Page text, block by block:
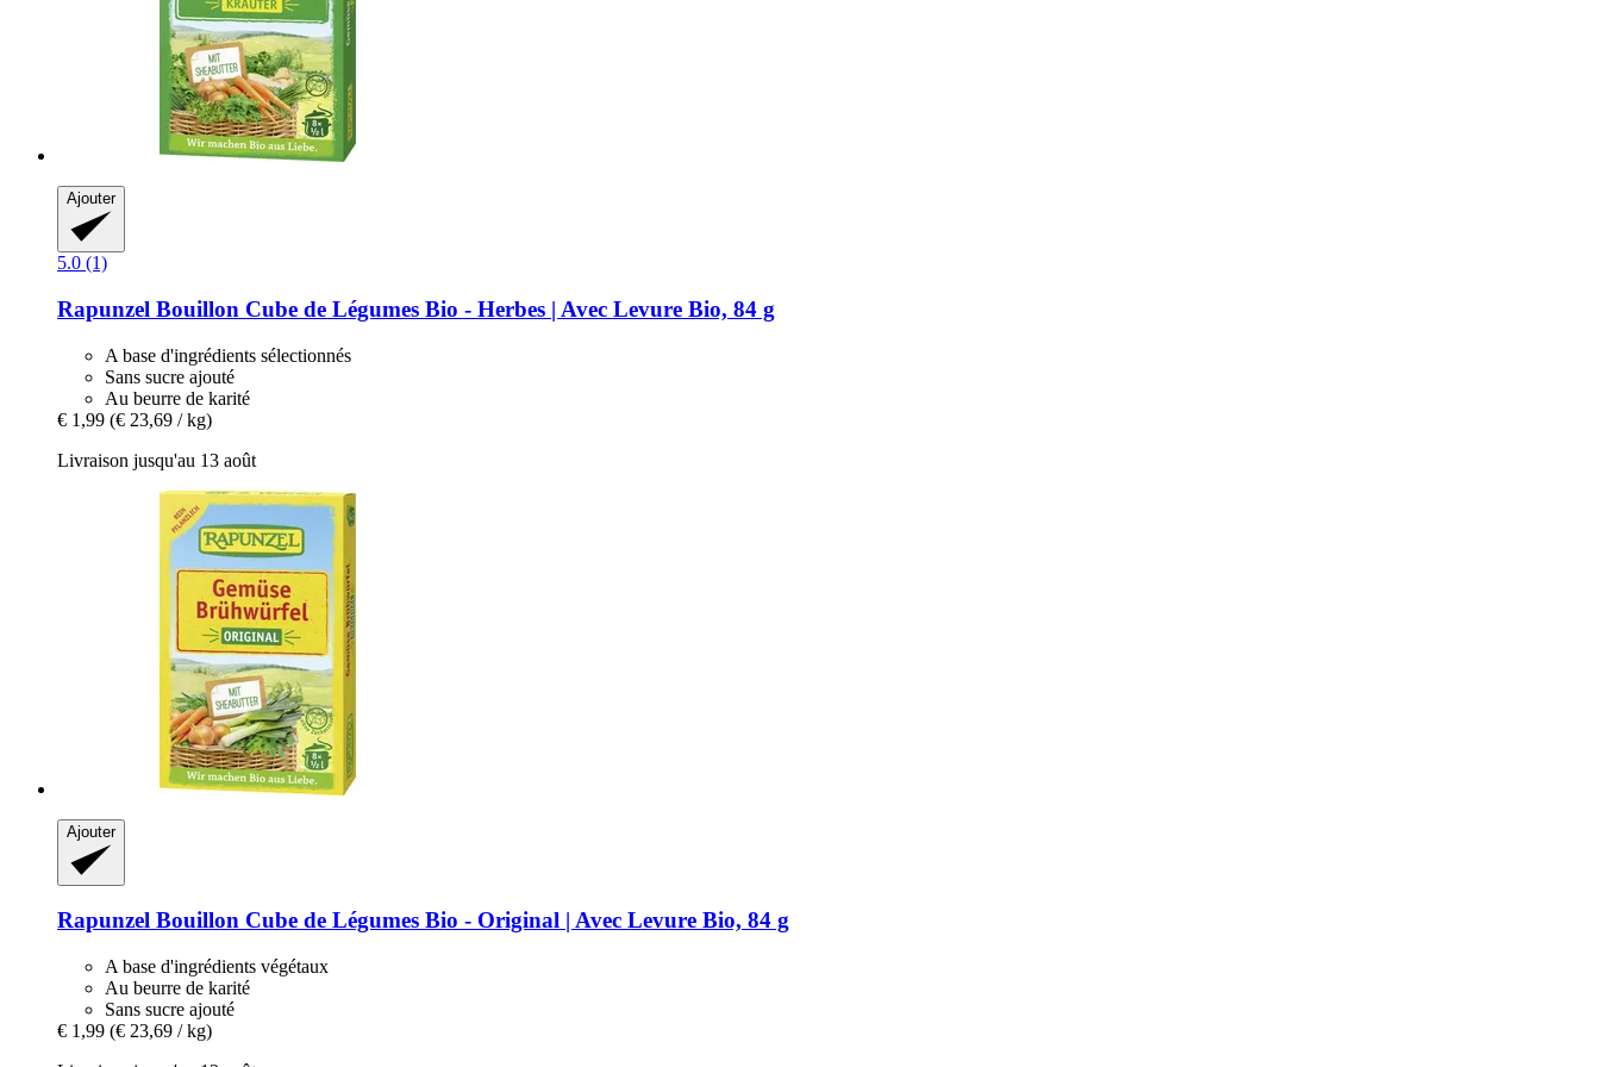
Ajouter
5.0 (1)
Rapunzel Bouillon Cube de Légumes Bio -​ Herbes | Avec Levure Bio, 84 g
A base d'ingrédients sélectionnés
Sans sucre ajouté
Au beurre de karité
€ 1,99 (€ 23,69 / kg)
Livraison jusqu'au 13 août
Ajouter
Rapunzel Bouillon Cube de Légumes Bio -​ Original | Avec Levure Bio, 84 g
A base d'ingrédients végétaux
Au beurre de karité
Sans sucre ajouté
€ 1,99 (€ 23,69 / kg)